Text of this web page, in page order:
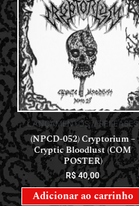
LANÇAMENTOS // RELEASES
(NPCD-052) Cryptorium –
Cryptic Bloodlust (COM
POSTER)
R$40,00
Adicionar ao carrinho